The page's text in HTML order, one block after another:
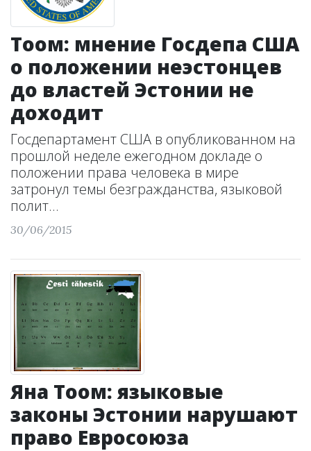
Тоом: мнение Госдепа США
о положении неэстонцев
до властей Эстонии не
доходит
Госдепартамент США в опубликованном на
прошлой неделе ежегодном докладе о
положении права человека в мире
затронул темы безгражданства, языковой
полит...
30/06/2015
Яна Тоом: языковые
законы Эстонии нарушают
право Евросоюза